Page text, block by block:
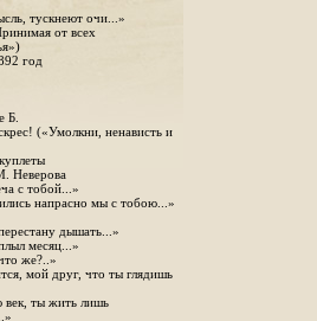
тускнеют очи...»
от всех
год
Б.
(«Умолкни, ненависть и
Неверова
с тобой...»
напрасно мы с тобою...»
дышать...»
месяц...»
же?..»
мой друг, что ты глядишь
ты жить лишь